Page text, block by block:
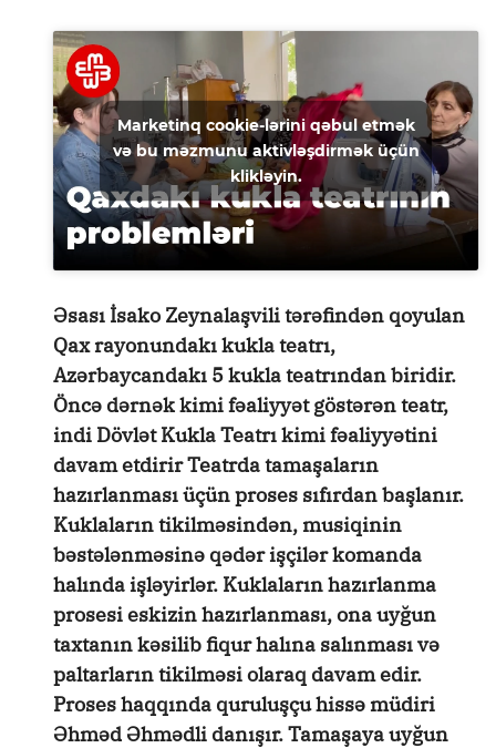
Marketinq cookie-lərini qəbul etmək
və bu məzmunu aktivləşdirmək üçün
klikləyin.
Əsası İsako Zeynalaşvili tərəfindən qoyulan
Qax rayonundakı kukla teatrı,
Azərbaycandakı 5 kukla teatrından biridir.
Öncə dərnək kimi fəaliyyət göstərən teatr,
indi Dövlət Kukla Teatrı kimi fəaliyyətini
davam etdirir Teatrda tamaşaların
hazırlanması üçün proses sıfırdan başlanır.
Kuklaların tikilməsindən, musiqinin
bəstələnməsinə qədər işçilər komanda
halında işləyirlər. Kuklaların hazırlanma
prosesi eskizin hazırlanması, ona uyğun
taxtanın kəsilib fiqur halına salınması və
paltarların tikilməsi olaraq davam edir.
Proses haqqında quruluşçu hissə müdiri
Əhməd Əhmədli danışır. Tamaşaya uyğun